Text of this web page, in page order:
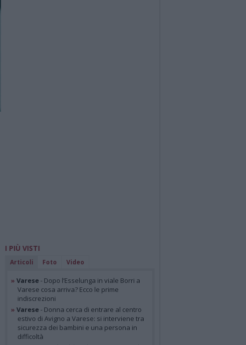
I PIÙ VISTI
Articoli Foto Video
» Varese- Dopo l’Esselunga in viale Borri a
Varese cosa arriva? Ecco le prime
indiscrezioni
» Varese- Donna cerca di entrare al centro
estivo di Avigno a Varese: si interviene tra
sicurezza dei bambini e una persona in
difficoltà